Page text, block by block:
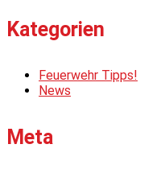
Kategorien
Feuerwehr Tipps!
News
Meta